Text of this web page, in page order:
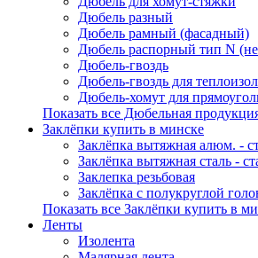
Дюбель разный
Дюбель рамный (фасадный)
Дюбель распорный тип N
Дюбель-гвоздь
Дюбель-гвоздь для
Дюбель-хомут для
Показать все Дюбельная
Заклёпки купить в минске
Заклёпка вытяжная алюм. -
Заклёпка вытяжная сталь -
Заклепка резьбовая
Заклёпка с полукруглой
Показать все Заклёпки купить в
Ленты
Изолента